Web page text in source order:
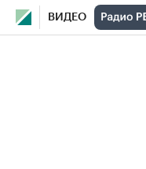
ВИДЕО